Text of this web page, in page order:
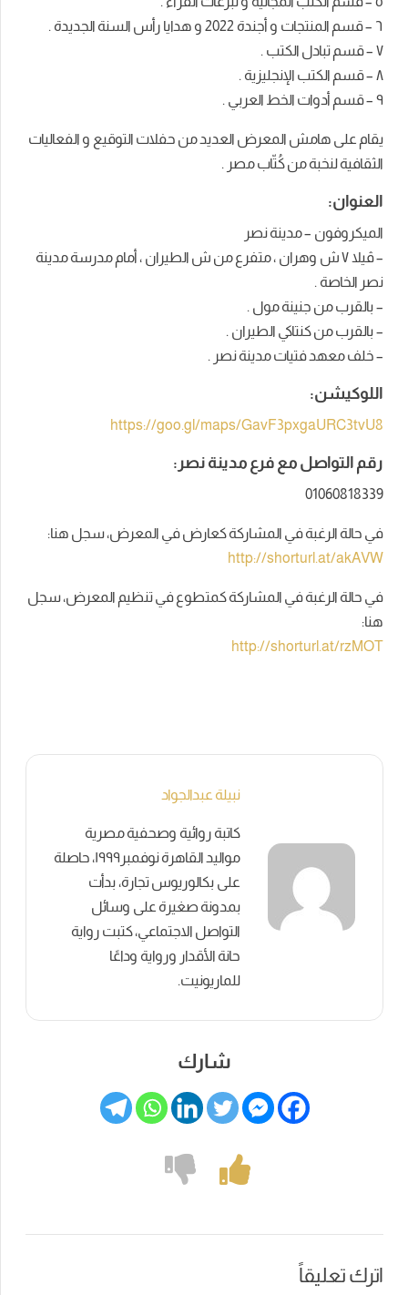
٦ – قسم المنتجات و أجندة 2022 و هدايا رأس السنة الجديدة .
٧ – قسم تبادل الكتب .
٨ – قسم الكتب الإنجليزية .
٩ – قسم أدوات الخط العربي .
يقام على هامش المعرض العديد من حفلات التوقيع و الفعاليات
الثقافية لنخبة من كُتّاب مصر .
العنوان:
الميكروفون – مدينة نصر
– ڤيلا ٧ ش وهران ، متفرع من ش الطيران ، أمام مدرسة مدينة
نصر الخاصة .
– بالقرب من جنينة مول .
– بالقرب من كنتاكي الطيران .
– خلف معهد فتيات مدينة نصر .
اللوكيشن:
https://goo.gl/maps/GavF3pxgaURC3tvU8
رقم التواصل مع فرع مدينة نصر:
01060818339
في حالة الرغبة في المشاركة كعارض في المعرض، سجل هنا:
http://shorturl.at/akAVW
في حالة الرغبة في المشاركة كمتطوع في تنظيم المعرض، سجل
هنا:
http://shorturl.at/rzMOT
نبيلة عبدالجواد
كاتبة روائية وصحفية مصرية
مواليد القاهرة نوفمبر١٩٩٩، حاصلة
على بكالوريوس تجارة، بدأت
بمدونة صغيرة على وسائل
التواصل الاجتماعي، كتبت رواية
حانة الأقدار ورواية وداعًا
للماريونيت.
شارك
اترك تعليقاً